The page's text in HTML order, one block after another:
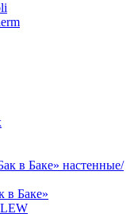
в Баке» настенные/
в Баке»